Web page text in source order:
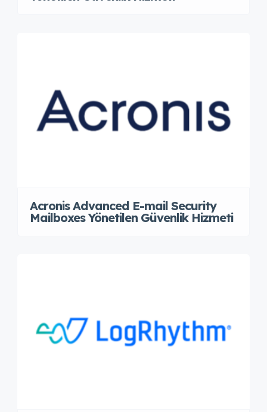
Acronis Advanced E-mail Security
Mailboxes Yönetilen Güvenlik Hizmeti